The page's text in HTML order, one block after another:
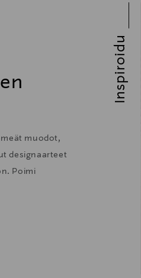
muodot,
designaarteet
Poimi
Inspiroidu